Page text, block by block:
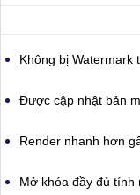
Không bị Watermark
Được cập nhật bản
Render nhanh hơn
Mở khóa đầy đủ tính